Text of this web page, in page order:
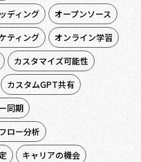
ディング
オープンソース
ティング
オンライン学習
カスタマイズ可能性
カスタムGPT共有
同期
ロー分析
キャリアの機会